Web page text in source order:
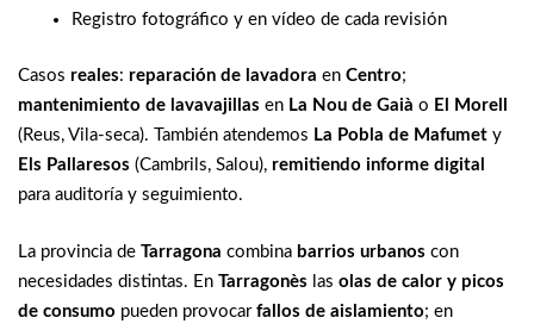
Registro fotográfico y en vídeo de cada revisión
Casos reales: reparación de lavadora en Centro;
mantenimiento de lavavajillas en La Nou de Gaià o El Morell
(Reus, Vila-seca). También atendemos La Pobla de Mafumet y
Els Pallaresos (Cambrils, Salou), remitiendo informe digital
para auditoría y seguimiento.
La provincia de Tarragona combina barrios urbanos con
necesidades distintas. En Tarragonès las olas de calor y picos
de consumo pueden provocar fallos de aislamiento; en